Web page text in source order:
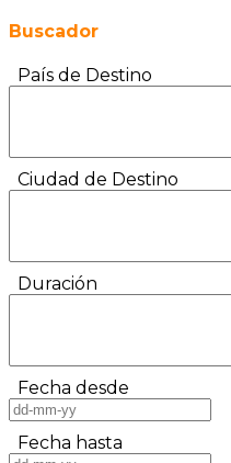
Buscador
País de Destino
Ciudad de Destino
Duración
Fecha desde
Fecha hasta